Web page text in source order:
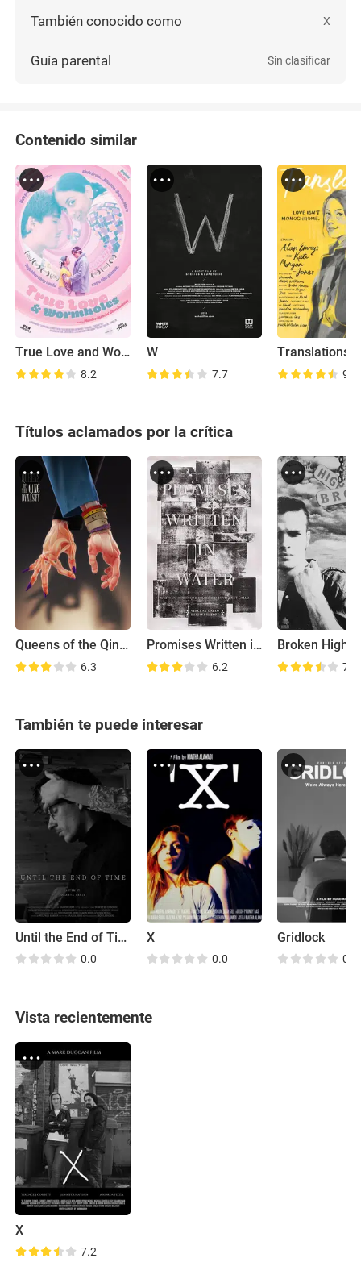
También conocido como X
Guía parental Sin clasificar
Contenido similar
True Love and Wormholes
8.2
W
7.7
Translations
9.1
Títulos aclamados por la crítica
Queens of the Qing Dynasty
6.3
Promises Written in Water
6.2
Broken
7.0
También te puede interesar
Until the End of Time
0.0
X
0.0
Gridlock
0.0
Vista recientemente
X
7.2